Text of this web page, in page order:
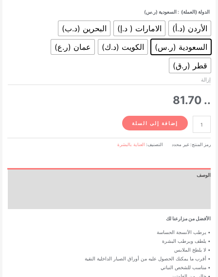
الدولة (العملة) : السعودية (ر.س)
الأردن (د.أ) الامارات ( د.إ)
البحرين (د.ب)
السعودية (ر.س)
الكويت (د.ك)
عمان (ر.ع)
قطر (ر.ق)
إزالة
81.70 ..
جيلي
-
إضافة إلى السلة
رمز المنتج:غير محدد التصنيف: العناية بالبشرة
الوصف
الأفضل من مزارعنا لك
• يرطب الأنسجة الحساسة
• يلطف ويرطب البشرة
• لا يلطخ الملابس
• أقرب ما يمكنك الحصول عليه من أوراق الصبار الداخلية النقية
• مناسب للشخص النباتي